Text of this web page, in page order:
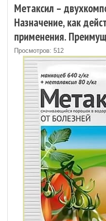
Метаксил –
Назначение, как
применения.
Просмотров: 512